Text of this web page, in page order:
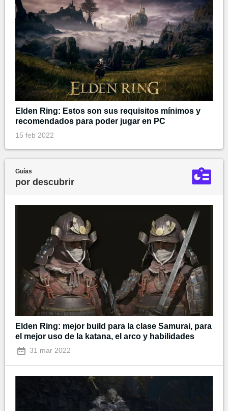
Elden Ring: Estos son sus requisitos mínimos y
recomendados para poder jugar en PC
15 feb 2022
Guías
por descubrir
Elden Ring: mejor build para la clase Samurai, para
el mejor uso de la katana, el arco y habilidades
31 mar 2022